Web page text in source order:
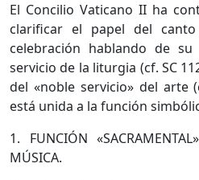
El Concilio Vaticano II ha
clarificar el papel del
celebración hablando de
servicio de la liturgia (cf. SC
del «noble servicio» del arte
está unida a la función
1. FUNCIÓN
MÚSICA.